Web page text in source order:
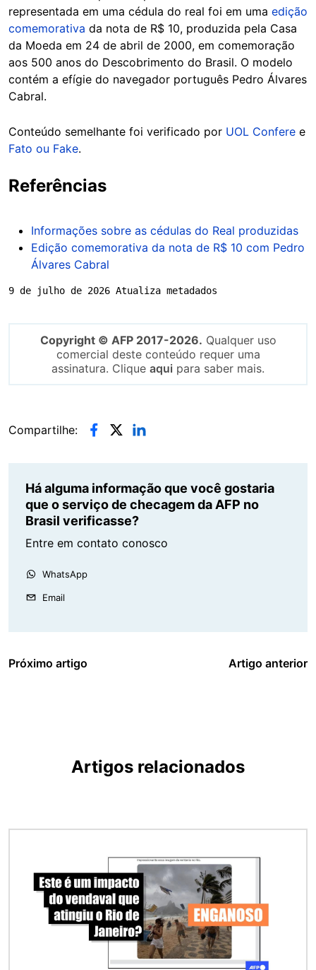
representada em uma cédula do real foi em uma edição
comemorativa da nota de R$ 10, produzida pela Casa
da Moeda em 24 de abril de 2000, em comemoração
aos 500 anos do Descobrimento do Brasil. O modelo
contém a efígie do navegador português Pedro Álvares
Cabral.
Conteúdo semelhante foi verificado por UOL Confere e
Fato ou Fake.
Referências
Informações sobre as cédulas do Real produzidas
Edição comemorativa da nota de R$ 10 com Pedro
Álvares Cabral
9 de julho de 2026 Atualiza metadados
Copyright © AFP 2017-2026. Qualquer uso
comercial deste conteúdo requer uma
assinatura. Clique aqui para saber mais.
Compartilhe:
Há alguma informação que você gostaria
que o serviço de checagem da AFP no
Brasil verificasse?
Entre em contato conosco
WhatsApp
Email
Próximo artigo Artigo anterior
Artigos relacionados